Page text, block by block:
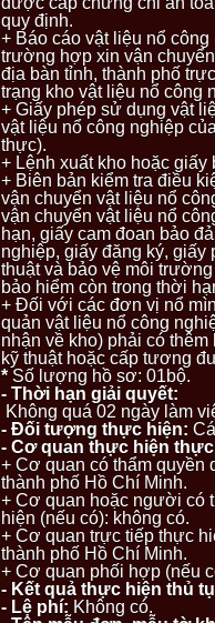
quy định.
+ Báo cáo vật liệu nổ
trường hợp xin vận
địa bàn tỉnh, thành phố
trạng kho vật liệu nổ công
+ Giấy phép sử dụng vật
vật liệu nổ công nghiệp
thực).
+ Lệnh xuất kho hoặc giấy
+ Biên bản kiểm tra điều
vận chuyển vật liệu nổ
vận chuyển vật liệu nổ
hạn, giấy cam đoan bảo
nghiệp, giấy đăng ký, giấy
thuật và bảo vệ môi
bảo hiểm còn trong thời
+ Đối với các đơn vị nổ
quản vật liệu nổ công
nhận về kho) phải có
kỹ thuật hoặc cấp tương
* Số lượng hồ sơ: 01bộ.
- Thời hạn giải quyết:
Không quá 02 ngày làm
- Đối tượng thực hiện:
- Cơ quan thực hiện
+ Cơ quan có thẩm quyền
thành phố Hồ Chí Minh.
+ Cơ quan hoặc người có
hiện (nếu có): không có.
+ Cơ quan trực tiếp thực
thành phố Hồ Chí Minh.
+ Cơ quan phối hợp (nếu
- Kết quả thực hiện thủ
- Lệ phí: Không có.